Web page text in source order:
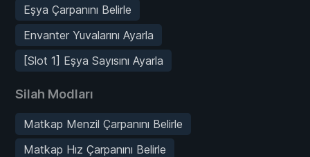
Eşya Çarpanını Belirle
Envanter Yuvalarını Ayarla
[Slot 1] Eşya Sayısını Ayarla
Silah Modları
Matkap Menzil Çarpanını Belirle
Matkap Hız Çarpanını Belirle